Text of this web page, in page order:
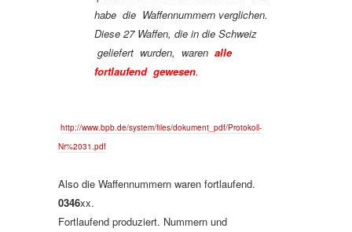
habe die Waffennummern verglichen.
Diese 27 Waffen, die in die Schweiz
geliefert wurden, waren alle
fortlaufend gewesen.
http://www.bpb.de/system/files/dokument_pdf/Protokoll-
Nr%2031.pdf
Also die Waffennummern waren fortlaufend.
0346xx.
Fortlaufend produziert. Nummern und